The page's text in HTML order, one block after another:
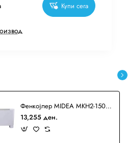
Купи сега
Фенкојлер MIDEA MKH2-150-R3
13,255 ден.